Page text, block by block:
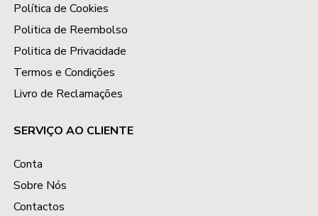
Política de Cookies
Politica de Reembolso
Politica de Privacidade
Termos e Condições
Livro de Reclamações
SERVIÇO AO CLIENTE
Conta
Sobre Nós
Contactos